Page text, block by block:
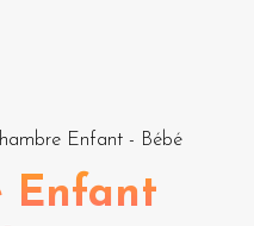
Enfant - Bébé
Enfant